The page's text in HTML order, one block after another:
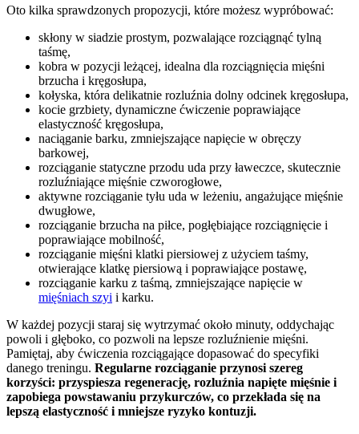
Oto kilka sprawdzonych propozycji, które możesz wypróbować:
skłony w siadzie prostym, pozwalające rozciągnąć tylną
taśmę,
kobra w pozycji leżącej, idealna dla rozciągnięcia mięśni
brzucha i kręgosłupa,
kołyska, która delikatnie rozluźnia dolny odcinek kręgosłupa,
kocie grzbiety, dynamiczne ćwiczenie poprawiające
elastyczność kręgosłupa,
naciąganie barku, zmniejszające napięcie w obręczy
barkowej,
rozciąganie statyczne przodu uda przy ławeczce, skutecznie
rozluźniające mięśnie czworogłowe,
aktywne rozciąganie tyłu uda w leżeniu, angażujące mięśnie
dwugłowe,
rozciąganie brzucha na piłce, pogłębiające rozciągnięcie i
poprawiające mobilność,
rozciąganie mięśni klatki piersiowej z użyciem taśmy,
otwierające klatkę piersiową i poprawiające postawę,
rozciąganie karku z taśmą, zmniejszające napięcie w
mięśniach szyi i karku.
W każdej pozycji staraj się wytrzymać około minuty, oddychając
powoli i głęboko, co pozwoli na lepsze rozluźnienie mięśni.
Pamiętaj, aby ćwiczenia rozciągające dopasować do specyfiki
danego treningu. Regularne rozciąganie przynosi szereg
korzyści: przyspiesza regenerację, rozluźnia napięte mięśnie i
zapobiega powstawaniu przykurczów, co przekłada się na
lepszą elastyczność i mniejsze ryzyko kontuzji.